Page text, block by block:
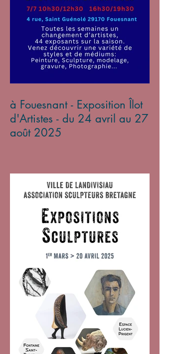
à Fouesnant - Exposition Îlot
d'Artistes - du 24 avril au 27
août 2025